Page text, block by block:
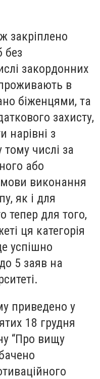
закріплено
без
закордонних
проживають в
біженцями, та
захисту,
нарівні з
числі за
або
виконання
як і для
тепер для того,
ця категорія
успішно
5 заяв на
приведено у
18 грудня
“Про вищу